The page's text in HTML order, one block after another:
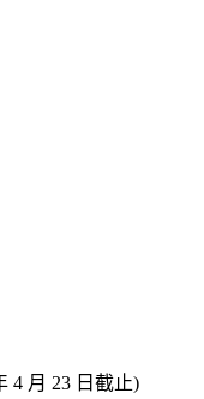
4 月 23 日截止)